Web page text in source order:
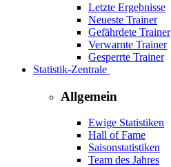
Letzte Ergebnisse
Neueste Trainer
Gefährdete Trainer
Verwarnte Trainer
Gesperrte Trainer
Statistik-Zentrale
Allgemein
Ewige Statistiken
Hall of Fame
Saisonstatistiken
Team des Jahres